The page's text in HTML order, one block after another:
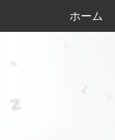
ホーム